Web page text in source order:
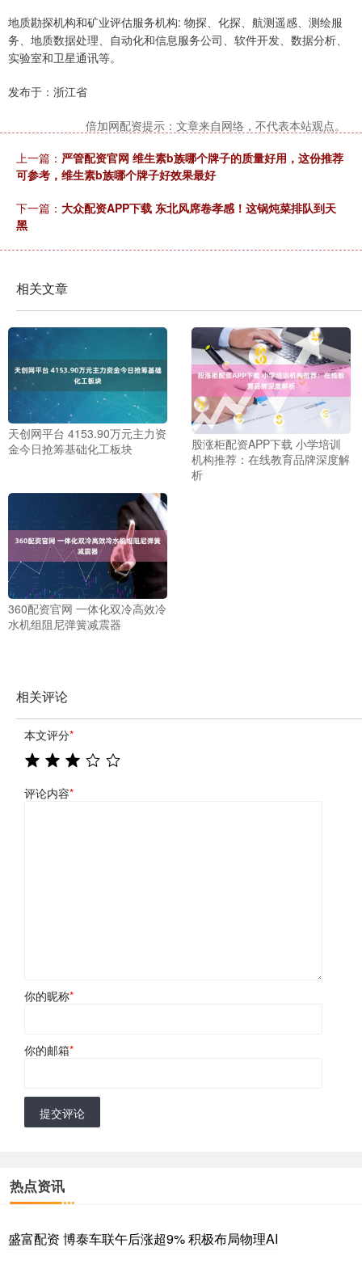
地质勘探机构和矿业评估服务机构: 物探、化探、航测遥感、测绘服
务、地质数据处理、自动化和信息服务公司、软件开发、数据分析、
实验室和卫星通讯等。
发布于：浙江省
倍加网配资提示：文章来自网络，不代表本站观点。
上一篇： 严管配资官网 维生素b族哪个牌子的质量好用，这份推荐
可参考，维生素b族哪个牌子好效果最好
下一篇： 大众配资APP下载 东北风席卷孝感！这锅炖菜排队到天
黑
相关文章
天创网平台 4153.90万元主力资
金今日抢筹基础化工板块
股涨柜配资APP下载 小学培训
机构推荐：在线教育品牌深度解
析
360配资官网 一体化双冷高效冷
水机组阻尼弹簧减震器
相关评论
本文评分*
评论内容*
你的昵称*
你的邮箱*
提交评论
热点资讯
盛富配资 博泰车联午后涨超9% 积极布局物理AI